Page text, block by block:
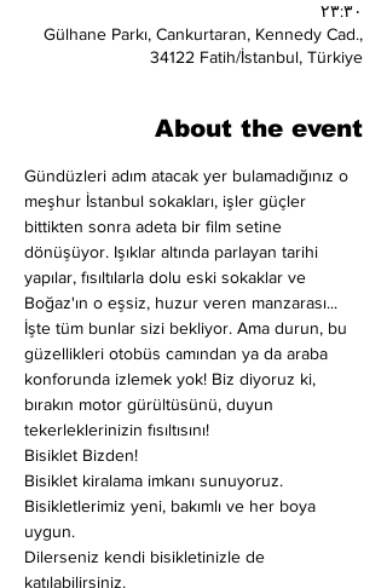
۲۳:۳۰
Gülhane Parkı, Cankurtaran, Kennedy Cad.,
34122 Fatih/İstanbul, Türkiye
About the event
Gündüzleri adım atacak yer bulamadığınız o
meşhur İstanbul sokakları, işler güçler
bittikten sonra adeta bir film setine
dönüşüyor. Işıklar altında parlayan tarihi
yapılar, fısıltılarla dolu eski sokaklar ve
Boğaz'ın o eşsiz, huzur veren manzarası...
İşte tüm bunlar sizi bekliyor. Ama durun, bu
güzellikleri otobüs camından ya da araba
konforunda izlemek yok! Biz diyoruz ki,
bırakın motor gürültüsünü, duyun
tekerleklerinizin fısıltısını!
Bisiklet Bizden!
Bisiklet kiralama imkanı sunuyoruz.
Bisikletlerimiz yeni, bakımlı ve her boya
uygun.
Dilerseniz kendi bisikletinizle de
katılabilirsiniz.